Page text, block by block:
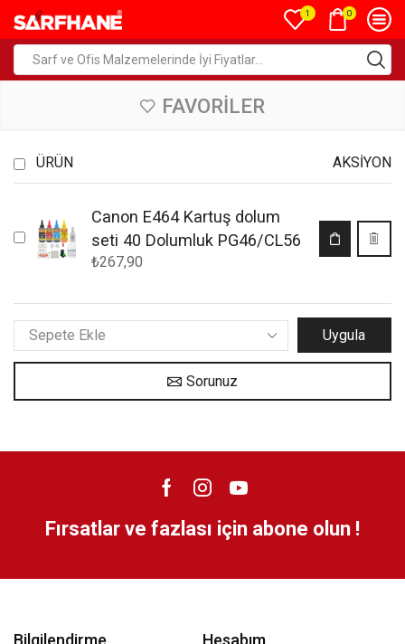
1 0
FAVORILER
ÜRÜN AKSIYON
Canon E464 Kartuş dolum
seti 40 Dolumluk PG46/CL56
₺267,90
Uygula
Sorunuz
Fırsatlar ve fazlası için abone olun !
Bilgilendirme Hesabım